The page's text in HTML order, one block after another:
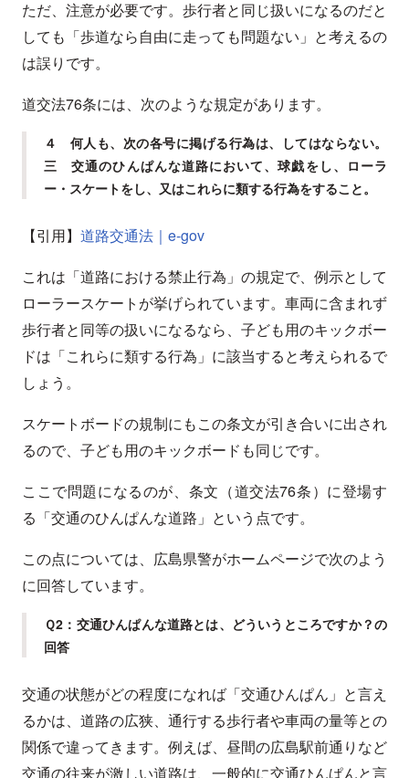
ただ、注意が必要です。歩行者と同じ扱いになるのだと
しても「歩道なら自由に走っても問題ない」と考えるの
は誤りです。
道交法76条には、次のような規定があります。
４ 何人も、次の各号に掲げる行為は、してはならない。
三 交通のひんぱんな道路において、球戯をし、ローラ
ー・スケートをし、又はこれらに類する行為をすること。
【引用】 道路交通法｜e-gov
これは「道路における禁止行為」の規定で、例示として
ローラースケートが挙げられています。車両に含まれず
歩行者と同等の扱いになるなら、子ども用のキックボー
ドは「これらに類する行為」に該当すると考えられるで
しょう。
スケートボードの規制にもこの条文が引き合いに出され
るので、子ども用のキックボードも同じです。
ここで問題になるのが、条文（道交法76条）に登場す
る「交通のひんぱんな道路」という点です。
この点については、広島県警がホームページで次のよう
に回答しています。
Ｑ2：交通ひんぱんな道路とは、どういうところですか？の
回答
交通の状態がどの程度になれば「交通ひんぱん」と言え
るかは、道路の広狭、通行する歩行者や車両の量等との
関係で違ってきます。例えば、昼間の広島駅前通りなど
交通の往来が激しい道路は、一般的に交通ひんぱんと言